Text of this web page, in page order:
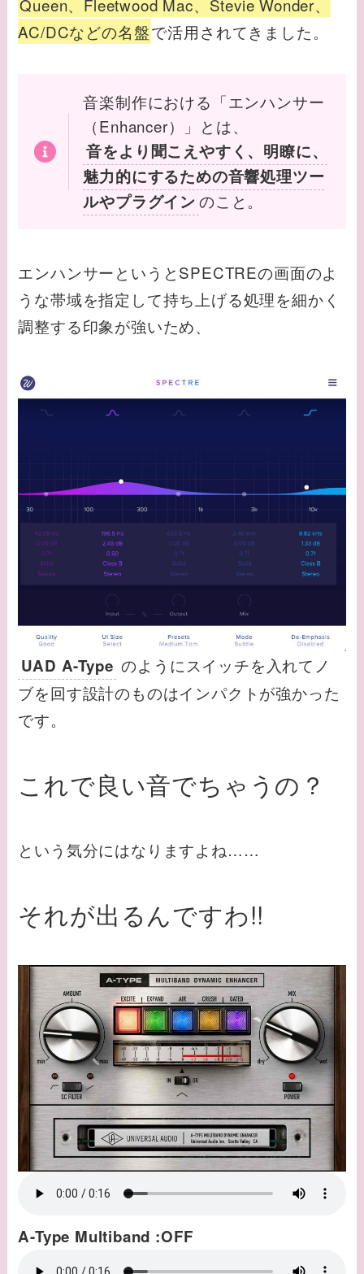
Queen、Fleetwood Mac、Stevie Wonder、
AC/DCなどの名盤で活用されてきました。
音楽制作における「エンハンサー
（Enhancer）」とは、
音をより聞こえやすく、明瞭に、
魅力的にするための音響処理ツー
ルやプラグイン のこと。
エンハンサーというとSPECTREの画面のよ
うな帯域を指定して持ち上げる処理を細かく
調整する印象が強いため、
UAD A-Type のようにスイッチを入れてノ
ブを回す設計のものはインパクトが強かった
です。
これで良い音でちゃうの？
という気分にはなりますよね……
それが出るんですわ!!
A-Type Multiband :OFF